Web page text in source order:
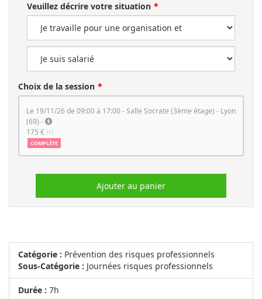
Veuillez décrire votre situation
Choix de la session
le 19/11/26 de 09:00 à 17:00 - Salle Socrate (3ème étage) - Lyon
(69) -
175 € HT
COMPLÈTE
Ajouter au panier
Catégorie : Prévention des risques professionnels
Sous-Catégorie : Journées risques professionnels
Durée : 7h